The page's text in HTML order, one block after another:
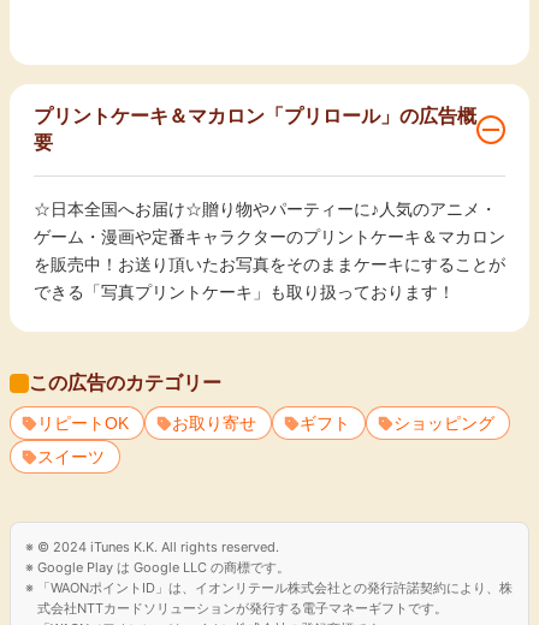
プリントケーキ＆マカロン「プリロール」の広告概
要
☆日本全国へお届け☆贈り物やパーティーに♪人気のアニメ・
ゲーム・漫画や定番キャラクターのプリントケーキ＆マカロン
を販売中！お送り頂いたお写真をそのままケーキにすることが
できる「写真プリントケーキ」も取り扱っております！
この広告のカテゴリー
リピートOK お取り寄せ ギフト
ショッピング
スイーツ
© 2024 iTunes K.K. All rights reserved.
Google Play は Google LLC の商標です。
「WAONポイントID」は、イオンリテール株式会社との発行許諾契約により、株
式会社NTTカードソリューションが発行する電子マネーギフトです。